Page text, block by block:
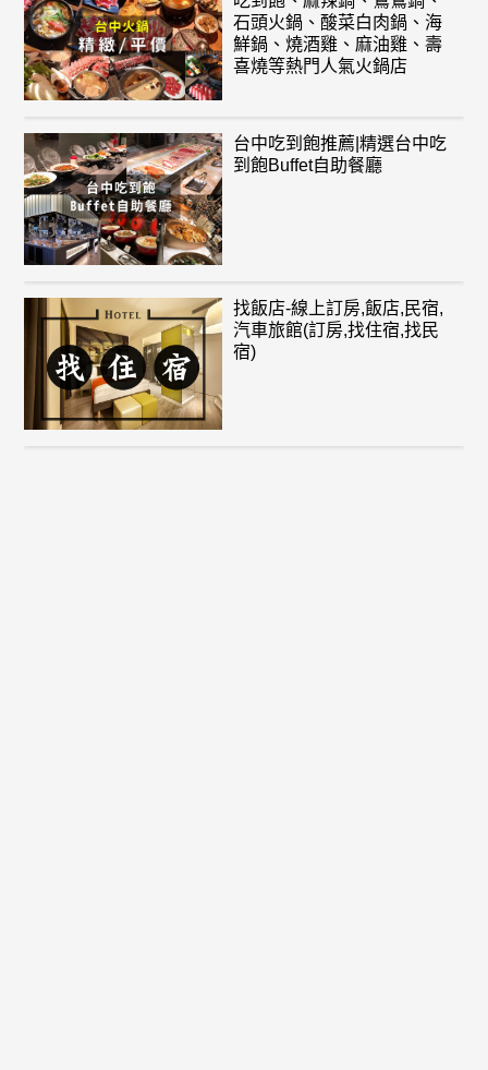
石頭火鍋、酸菜白肉鍋、海
鮮鍋、燒酒雞、麻油雞、壽
喜燒等熱門人氣火鍋店
台中吃到飽推薦|精選台中吃
到飽Buffet自助餐廳
找飯店-線上訂房,飯店,民宿,
汽車旅館(訂房,找住宿,找民
宿)